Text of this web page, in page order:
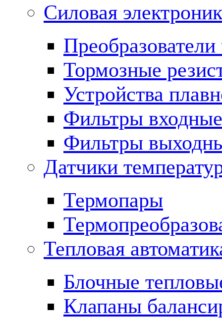
Силовая
Преобразователи
Тормозные
Устройства
Фильтры входные
Фильтры
Датчики
Термопары
Тепловая
Блочные
Клапаны